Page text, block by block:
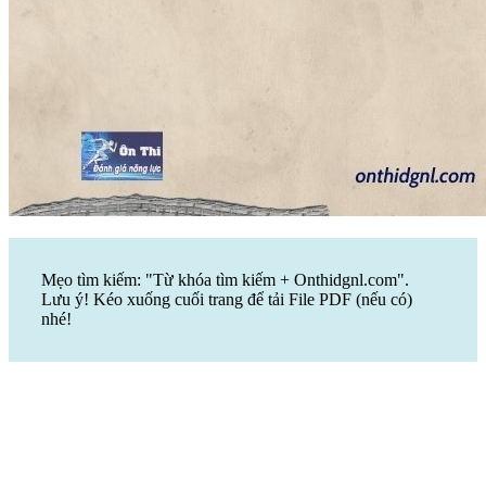
Mẹo tìm kiếm: "Từ khóa tìm kiếm + Onthidgnl.com".
Lưu ý! Kéo xuống cuối trang để tải File PDF (nếu có)
nhé!